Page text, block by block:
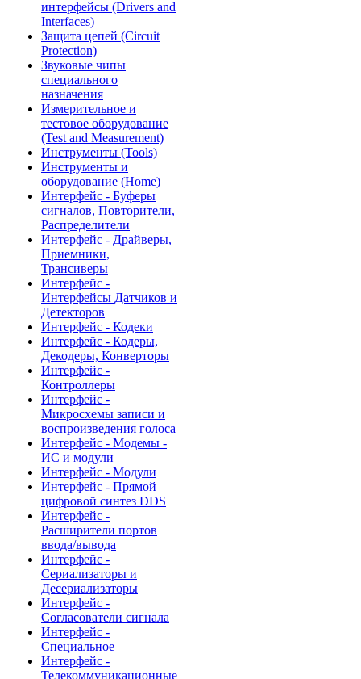
интерфейсы (Drivers and
Interfaces)
Защита цепей (Circuit
Protection)
Звуковые чипы
специального
назначения
Измерительное и
тестовое оборудование
(Test and Measurement)
Инструменты (Tools)
Инструменты и
оборудование (Home)
Интерфейс - Буферы
сигналов, Повторители,
Распределители
Интерфейс - Драйверы,
Приемники,
Трансиверы
Интерфейс -
Интерфейсы Датчиков и
Детекторов
Интерфейс - Кодеки
Интерфейс - Кодеры,
Декодеры, Конверторы
Интерфейс -
Контроллеры
Интерфейс -
Микросхемы записи и
воспроизведения голоса
Интерфейс - Модемы -
ИС и модули
Интерфейс - Модули
Интерфейс - Прямой
цифровой синтез DDS
Интерфейс -
Расширители портов
ввода/вывода
Интерфейс -
Сериализаторы и
Десериализаторы
Интерфейс -
Согласователи сигнала
Интерфейс -
Специальное
Интерфейс -
Телекоммуникационные